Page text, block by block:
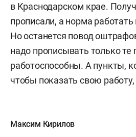
в Краснодарском крае.
прописали, а норма работать
Но останется повод
надо прописывать только те
работоспособны. А пункты,
чтобы показать свою
Максим Кирилов